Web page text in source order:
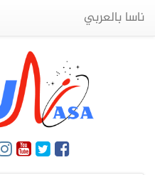
ناسا بالعربي